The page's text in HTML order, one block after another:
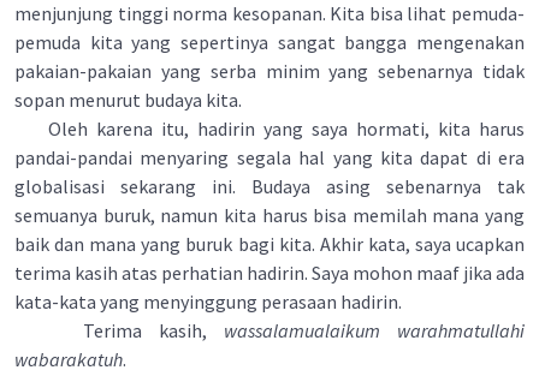
menjunjung tinggi norma kesopanan. Kita bisa lihat pemuda-
pemuda kita yang sepertinya sangat bangga mengenakan
pakaian-pakaian yang serba minim yang sebenarnya tidak
sopan menurut budaya kita.
Oleh karena itu, hadirin yang saya hormati, kita harus
pandai-pandai menyaring segala hal yang kita dapat di era
globalisasi sekarang ini. Budaya asing sebenarnya tak
semuanya buruk, namun kita harus bisa memilah mana yang
baik dan mana yang buruk bagi kita. Akhir kata, saya ucapkan
terima kasih atas perhatian hadirin. Saya mohon maaf jika ada
kata-kata yang menyinggung perasaan hadirin.
Terima kasih, wassalamualaikum warahmatullahi
wabarakatuh.